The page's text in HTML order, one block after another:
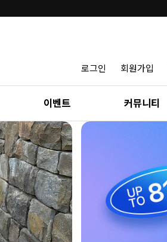
로그인 회원가입
이벤트 커뮤니티